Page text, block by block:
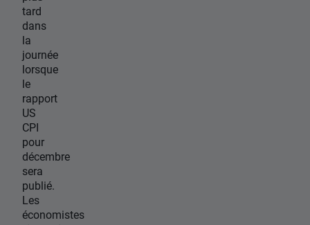
tard
dans
la
journée
lorsque
le
rapport
US
CPI
pour
décembre
sera
publié.
Les
économistes